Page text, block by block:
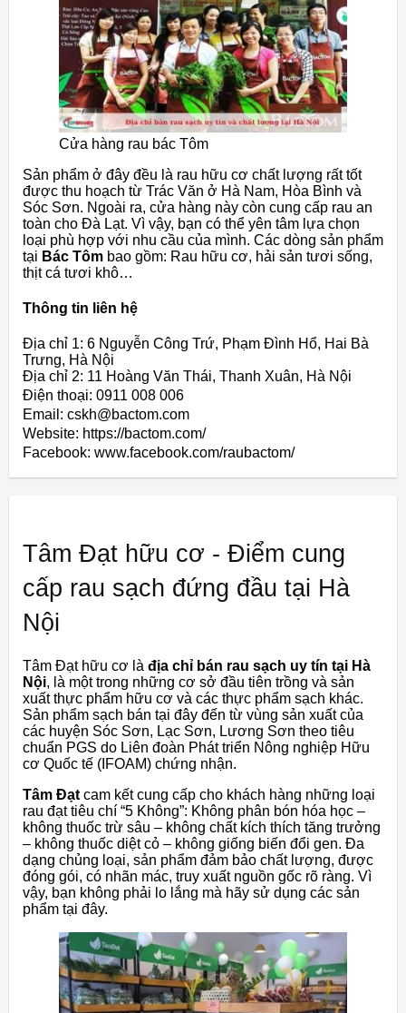
Cửa hàng rau bác Tôm
Sản phẩm ở đây đều là rau hữu cơ chất lượng rất tốt
được thu hoạch từ Trác Văn ở Hà Nam, Hòa Bình và
Sóc Sơn. Ngoài ra, cửa hàng này còn cung cấp rau an
toàn cho Đà Lạt. Vì vậy, bạn có thể yên tâm lựa chọn
loại phù hợp với nhu cầu của mình. Các dòng sản phẩm
tại Bác Tôm bao gồm: Rau hữu cơ, hải sản tươi sống,
thịt cá tươi khô…
Thông tin liên hệ
Địa chỉ 1: 6 Nguyễn Công Trứ, Phạm Đình Hổ, Hai Bà
Trưng, Hà Nội
Địa chỉ 2: 11 Hoàng Văn Thái, Thanh Xuân, Hà Nội
Điện thoại: 0911 008 006
Email: cskh@bactom.com
Website: https://bactom.com/
Facebook: www.facebook.com/raubactom/
Tâm Đạt hữu cơ - Điểm cung
cấp rau sạch đứng đầu tại Hà
Nội
Tâm Đạt hữu cơ là địa chỉ bán rau sạch uy tín tại Hà
Nội, là một trong những cơ sở đầu tiên trồng và sản
xuất thực phẩm hữu cơ và các thực phẩm sạch khác.
Sản phẩm sạch bán tại đây đến từ vùng sản xuất của
các huyện Sóc Sơn, Lạc Sơn, Lương Sơn theo tiêu
chuẩn PGS do Liên đoàn Phát triển Nông nghiệp Hữu
cơ Quốc tế (IFOAM) chứng nhận.
Tâm Đạt cam kết cung cấp cho khách hàng những loại
rau đạt tiêu chí “5 Không”: Không phân bón hóa học –
không thuốc trừ sâu – không chất kích thích tăng trưởng
– không thuốc diệt cỏ – không giống biến đổi gen. Đa
dạng chủng loại, sản phẩm đảm bảo chất lượng, được
đóng gói, có nhãn mác, truy xuất nguồn gốc rõ ràng. Vì
vậy, bạn không phải lo lắng mà hãy sử dụng các sản
phẩm tại đây.